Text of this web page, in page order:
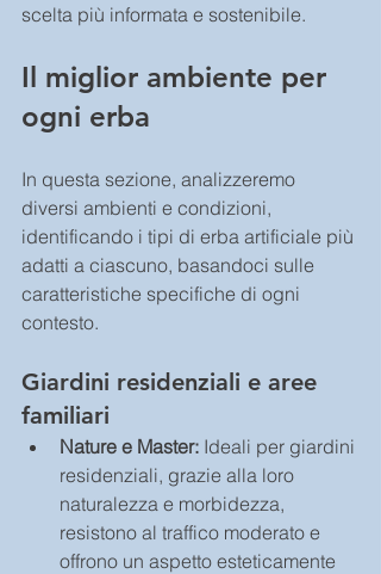
scelta più informata e sostenibile.
Il miglior ambiente per
ogni erba
In questa sezione, analizzeremo
diversi ambienti e condizioni,
identificando i tipi di erba artificiale più
adatti a ciascuno, basandoci sulle
caratteristiche specifiche di ogni
contesto.
Giardini residenziali e aree
familiari
Nature e Master: Ideali per giardini
residenziali, grazie alla loro
naturalezza e morbidezza,
resistono al traffico moderato e
offrono un aspetto esteticamente